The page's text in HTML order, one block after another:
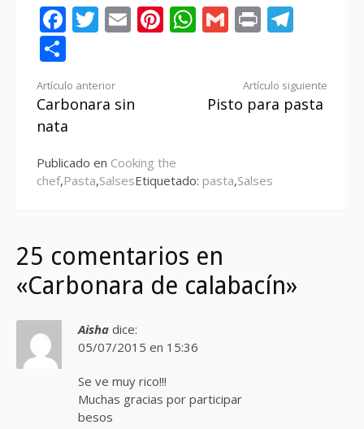
Facebook
Twitter
EmailPinterest
WhatsApp
Gmail
Print
Seguir
leyendo
Artículo anterior
Carbonara sin
nata
Artículo siguiente
Pisto para pasta
Publicado en Cooking the
chef,Pasta,SalsesEtiquetado: pasta,Salses
25 comentarios en
«Carbonara de calabacín»
Aisha dice:
05/07/2015 en 15:36
Se ve muy rico!!!
Muchas gracias por participar
besos